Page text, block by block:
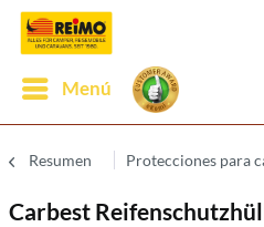
Menú
Resumen Protecciones para
Carbest